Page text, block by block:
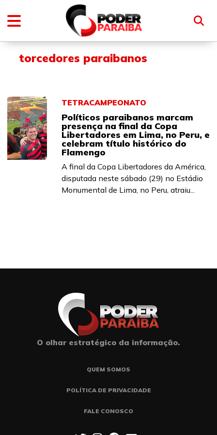
torcedores paraibanos
TETRACAMPEONATO
Políticos paraibanos marcam
presença na final da Copa
Libertadores em Lima, no Peru, e
celebram título histórico do
Flamengo
A final da Copa Libertadores da América,
disputada neste sábado (29) no Estádio
Monumental de Lima, no Peru, atraiu...
O olhar estratégico da informação.
QUEM SOMOS
POLÍTICA DE PRIVACIDADE
FALE CONOSCO